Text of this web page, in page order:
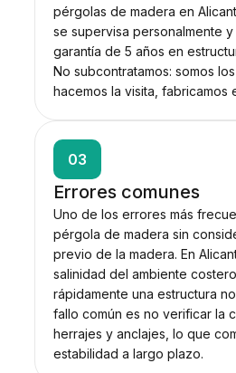
pérgolas de madera en
se supervisa personalmente
garantía de 5 años en
No subcontratamos: somos
hacemos la visita, fabricamos
03
Errores comunes
Uno de los errores más
pérgola de madera sin
previo de la madera. En
salinidad del ambiente
rápidamente una estructura
fallo común es no verificar la
herrajes y anclajes, lo que
estabilidad a largo plazo.